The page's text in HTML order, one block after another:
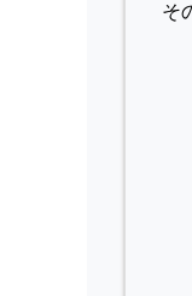
そ